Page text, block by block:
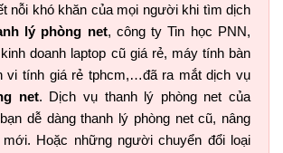
nỗi khó khăn của mọi người khi tìm dịch
lý phòng net, công ty Tin học PNN,
doanh laptop cũ giá rẻ, máy tính bàn
vi tính giá rẻ tphcm,…đã ra mắt dịch vụ
net. Dịch vụ thanh lý phòng net của
dễ dàng thanh lý phòng net cũ, nâng
mới. Hoặc những người chuyển đổi loại